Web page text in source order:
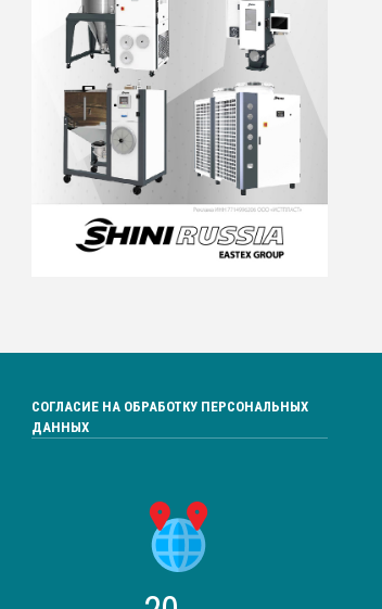
СОГЛАСИЕ НА ОБРАБОТКУ ПЕРСОНАЛЬНЫХ
ДАННЫХ